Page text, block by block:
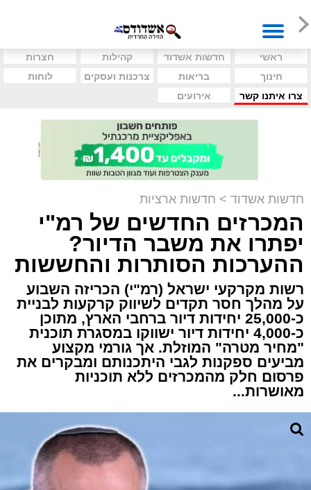
ראשי חדשות אשדוד קהילות
חצרות
חינוך
בריאות צרכנות ועסקים
לוחות
צרו איתנו קשר
אירועים
חדשות אשדוד > חדשות ארציות
המכרזים החדשים של רמ"י
יפתרו את משבר הדיור?
ההערכות הסותרות והחששות
רשות מקרקעי ישראל (רמ"י) הכריזה השבוע
על מהלך חסר תקדים לשיווק קרקעות לבניית
כ-25,000 יחידות דיור ברחבי הארץ, מתוכן
כ-4,000 יחידות דיור ישווקו במסגרת תוכנית
"מחיר מטרה" המוזלת. אך גורמי מקצוע
מביעים ספקנות לגבי היתכנותם ומבקרים את
פרסום חלק מהמכרזים ללא תוכניות
מאושרות...